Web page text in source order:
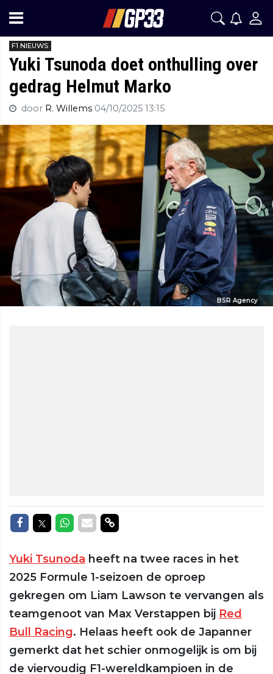
F1 NIEUWS
Yuki Tsunoda doet onthulling over
gedrag Helmut Marko
door R. Willems 04/10/2025 13:15
BSR Agency
Delen op Facebook
Delen op Twitter
Delen op Whatsapp
Delen via Mail
Delen via link
Yuki Tsunoda heeft na twee races in het
2025 Formule 1-seizoen de oproep
gekregen om Liam Lawson te vervangen als
teamgenoot van Max Verstappen bij Red
Bull Racing. Helaas heeft ook de Japanner
gemerkt dat het schier onmogelijk is om bij
de viervoudig F1-wereldkampioen in de